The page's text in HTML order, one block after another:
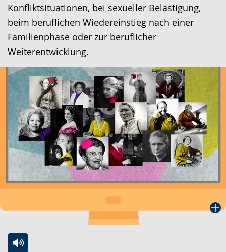
Konfliktsituationen, bei sexueller Belästigung,
beim beruflichen Wiedereinstieg nach einer
Familienphase oder zur beruflicher
Weiterentwicklung.